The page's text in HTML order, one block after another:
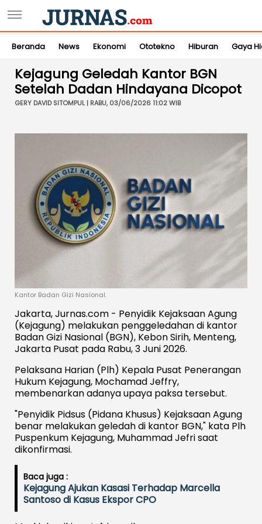
Beranda News Ekonomi Ototekno Hiburan Gaya
Kejagung Geledah Kantor BGN
Setelah Dadan Hindayana Dicopot
GERY DAVID SITOMPUL | RABU, 03/06/2026 11:02 WIB
Kantor Badan Gizi Nasional.
Jakarta, Jurnas.com - Penyidik Kejaksaan Agung
(Kejagung) melakukan penggeledahan di kantor
Badan Gizi Nasional (BGN), Kebon Sirih, Menteng,
Jakarta Pusat pada Rabu, 3 Juni 2026.
Pelaksana Harian (Plh) Kepala Pusat Penerangan
Hukum Kejagung, Mochamad Jeffry,
membenarkan adanya upaya paksa tersebut.
"Penyidik Pidsus (Pidana Khusus) Kejaksaan Agung
benar melakukan geledah di kantor BGN," kata Plh
Puspenkum Kejagung, Muhammad Jefri saat
dikonfirmasi.
Baca juga :
Kejagung Ajukan Kasasi Terhadap Marcella
Santoso di Kasus Ekspor CPO